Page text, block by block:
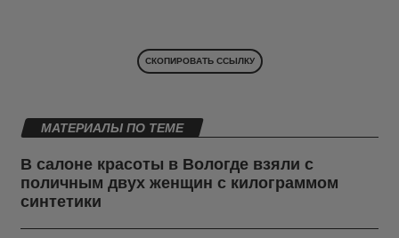
СКОПИРОВАТЬ ССЫЛКУ
МАТЕРИАЛЫ ПО ТЕМЕ
В салоне красоты в Вологде взяли с
поличным двух женщин с килограммом
синтетики